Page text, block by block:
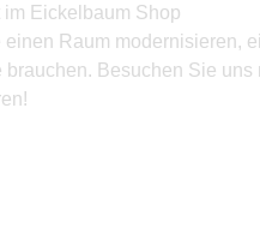
Eickelbaum Shop
Raum modernisieren,
Besuchen Sie